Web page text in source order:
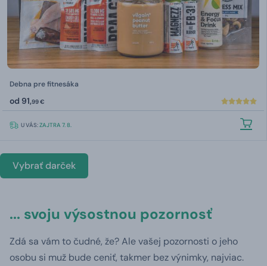
Debna pre fitnesáka
od 91,99 €
U VÁS:ZAJTRA 7. 8.
Vybrať darček
... svoju výsostnou pozornosť
Zdá sa vám to čudné, že? Ale vašej pozornosti o jeho
osobu si muž bude ceniť, takmer bez výnimky, najviac.